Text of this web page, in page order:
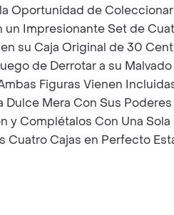
Oportunidad de
Impresionante Set de
su Caja Original de 30
de Derrotar a su
Figuras Vienen
Mera Con Sus
Complétalos Con Una
Cajas en Perfecto